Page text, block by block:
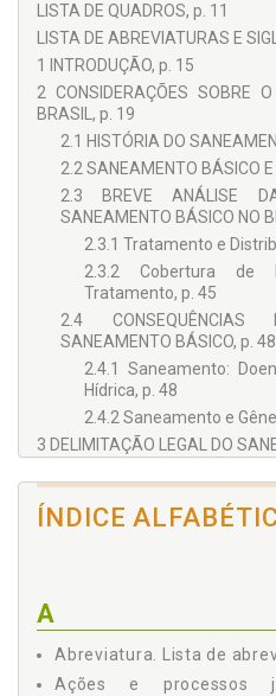
LISTA DE QUADROS, p. 11
LISTA DE ABREVIATURAS E
1 INTRODUÇÃO, p. 15
2 CONSIDERAÇÕES SOBRE
BRASIL, p. 19
2.1 HISTÓRIA DO
2.2 SANEAMENTO BÁSICO
2.3 BREVE ANÁLISE
SANEAMENTO BÁSICO NO
2.3.1 Tratamento e
2.3.2 Cobertura de
Tratamento, p. 45
2.4 CONSEQUÊNCIAS
SANEAMENTO BÁSICO, p. 48
2.4.1 Saneamento:
Hídrica, p. 48
2.4.2 Saneamento e
3 DELIMITAÇÃO LEGAL DO
3.2 LEI N. 11.445/2007
NACIONAIS DE
4 DIREITOS
4.1 BREVE HISTÓRICO DOS
61
ÍNDICE
A
Abreviatura. Lista de
Ações e processos